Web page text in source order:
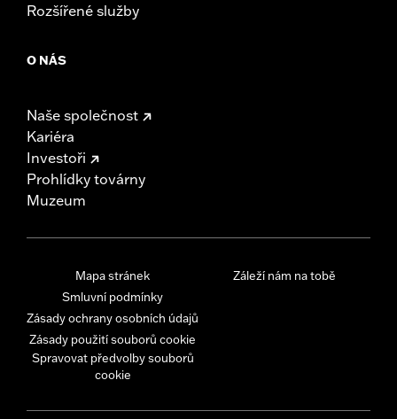
Rozšířené služby
O NÁS
Naše společnost
Kariéra
Investoři
Prohlídky továrny
Muzeum
Mapa stránek
Smluvní podmínky
Zásady ochrany osobních údajů
Zásady použití souborů cookie
Spravovat předvolby souborů
cookie
Záleží nám na tobě